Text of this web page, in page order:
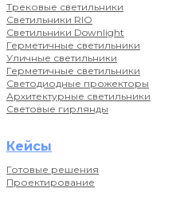
Трековые светильники
Светильники RIO
Светильники Downlight
Герметичные светильники
Уличные светильники
Герметичные светильники
Светодиодные прожекторы
Архитектурные светильники
Световые гирлянды
Кейсы
Готовые решения
Проектирование